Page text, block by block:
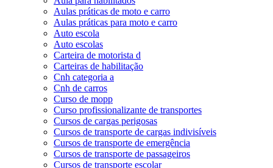
Aulas práticas de moto e carro
Aulas práticas para moto e carro
Auto escola
Auto escolas
Carteira de motorista d
Carteiras de habilitação
Cnh categoria a
Cnh de carros
Curso de mopp
Curso profissionalizante de transportes
Cursos de cargas perigosas
Cursos de transporte de cargas indivisíveis
Cursos de transporte de emergência
Cursos de transporte de passageiros
Cursos de transporte escolar